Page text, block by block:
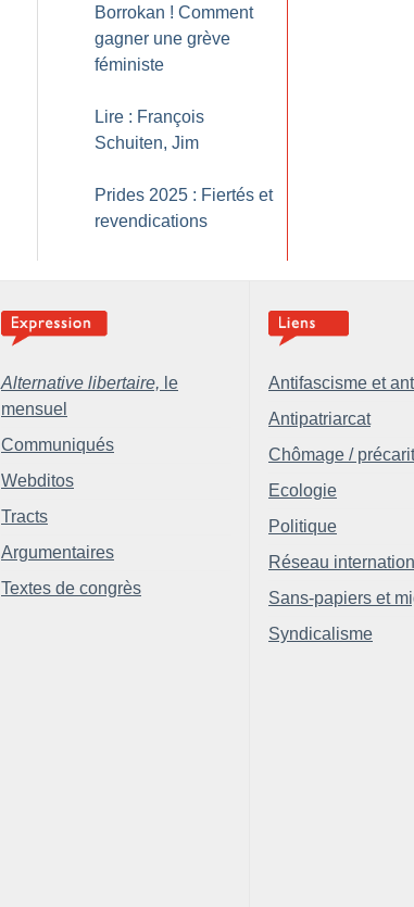
Borrokan ! Comment
gagner une grève
féministe
Lire : François
Schuiten, Jim
Prides 2025 : Fiertés et
revendications
Alternative libertaire, le
mensuel
Communiqués
Webditos
Tracts
Argumentaires
Textes de congrès
Antifascisme et
Antipatriarcat
Chômage /
Ecologie
Politique
Réseau
Sans-papiers et
Syndicalisme